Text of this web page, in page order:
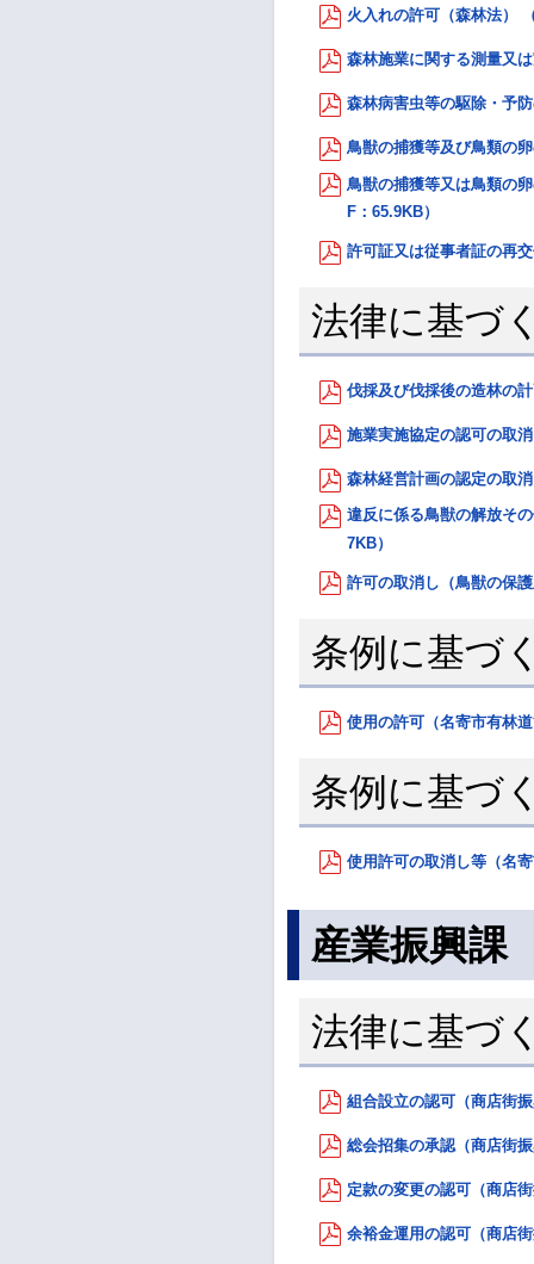
火入れの許可（森林法）
森林施業に関する測量又
森林病害虫等の駆除・予
鳥獣の捕獲等及び鳥類の
鳥獣の捕獲等又は鳥類の
F：65.9KB）
許可証又は従事者証の再
法律に基づ
伐採及び伐採後の造林の
施業実施協定の認可の取
森林経営計画の認定の取
違反に係る鳥獣の解放そ
7KB）
許可の取消し（鳥獣の保
条例に基づ
使用の許可（名寄市有林
条例に基づ
使用許可の取消し等（名
産業振興課
法律に基づ
組合設立の認可（商店街
総会招集の承認（商店街
定款の変更の認可（商店
余裕金運用の認可（商店